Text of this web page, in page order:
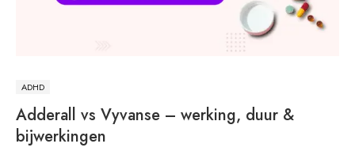
ADHD
Adderall vs Vyvanse – werking, duur &
bijwerkingen